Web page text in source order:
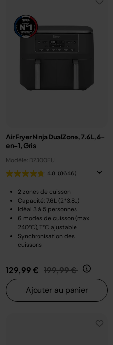
Air Fryer Ninja DualZone, 7.6L, 6-
en-1, Gris
Modèle: DZ300EU
4.8 (8646)
2 zones de cuisson
Capacité: 7.6L (2*3.8L)
Idéal 3 à 5 personnes
6 modes de cuisson (max
240°C), T°C ajustable
Synchronisation des
cuissons
129,99 € Prix réduit de
199,99 € au
Ajouter au panier